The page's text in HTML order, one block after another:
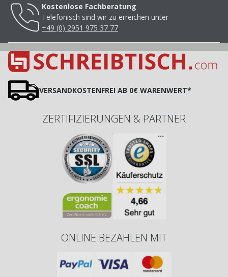
Kostenlose Fachberatung
Telefonisch sind wir zu erreichen unter
+49 (0) 2951 975 37 77
VERSANDKOSTENFREI AB 0€ WARENWERT*
ZERTIFIZIERUNGEN & PARTNER
ONLINE BEZAHLEN MIT